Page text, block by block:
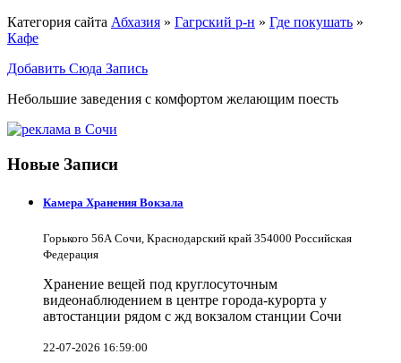
Категория сайта Абхазия » Гагрский р-н » Где покушать »
Кафе
Добавить Сюда Запись
Небольшие заведения с комфортом желающим поесть
Новые Записи
Камера Хранения Вокзала
Горького 56А Сочи, Краснодарский край 354000 Российская
Федерация
Хранение вещей под круглосуточным
видеонаблюдением в центре города-курорта у
автостанции рядом с жд вокзалом станции Сочи
22-07-2026 16:59:00